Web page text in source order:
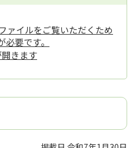
ァイルをご覧いただくため
要です。